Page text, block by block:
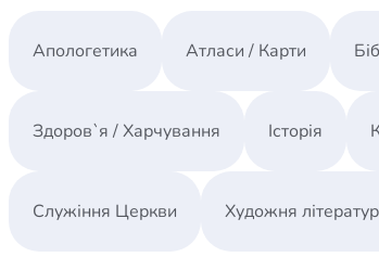
Апологетика Атласи / Карти
Здоров`я / Харчування Історія
Служіння Церкви Художня